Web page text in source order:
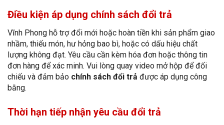
Điều kiện áp dụng chính sách đổi trả
Vĩnh Phong hỗ trợ đổi mới hoặc hoàn tiền khi sản phẩm giao
nhầm, thiếu món, hư hỏng bao bì, hoặc có dấu hiệu chất
lượng không đạt. Yêu cầu cần kèm hóa đơn hoặc thông tin
đơn hàng để xác minh. Vui lòng quay video mở hộp để đối
chiếu và đảm bảo chính sách đổi trả được áp dụng công
bằng.
Thời hạn tiếp nhận yêu cầu đổi trả